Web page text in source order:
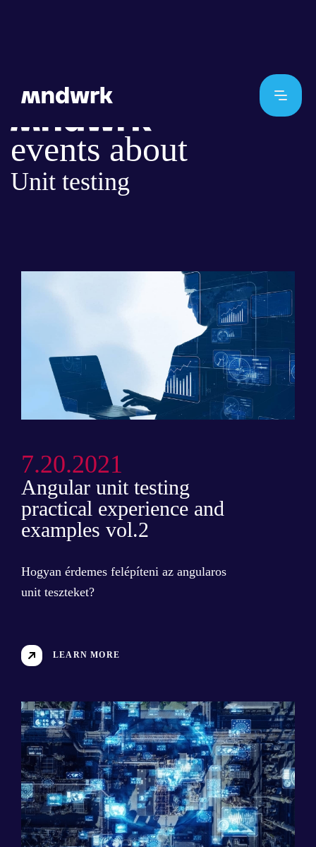
events about
Unit testing
7.20.2021
Angular unit testing
practical experience and
examples vol.2
Hogyan érdemes felépíteni az angularos
unit teszteket?
LEARN MORE